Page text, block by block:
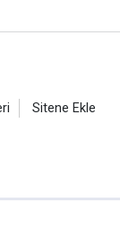
Sitene Ekle